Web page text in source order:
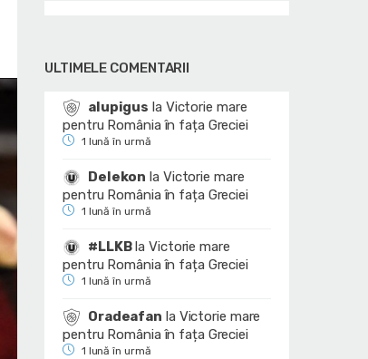
ULTIMELE COMENTARII
alupigus la Victorie mare
pentru România în fața Greciei
1 lună în urmă
Delekon la Victorie mare
pentru România în fața Greciei
1 lună în urmă
#LLKBlaVictorie mare
pentru România în fața Greciei
1 lună în urmă
Oradeafan la Victorie mare
pentru România în fața Greciei
1 lună în urmă